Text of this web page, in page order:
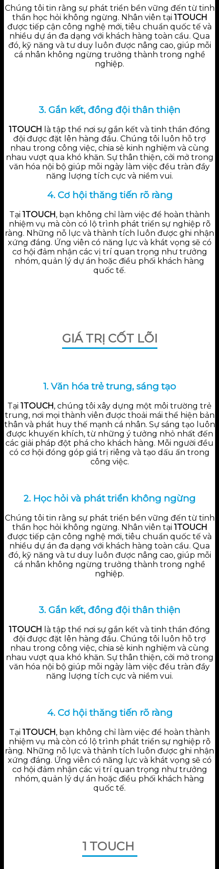
Chúng tôi tin rằng sự phát triển bền vững đến từ tinh
thần học hỏi không ngừng. Nhân viên tại 1TOUCH
được tiếp cận công nghệ mới, tiêu chuẩn quốc tế và
nhiều dự án đa dạng với khách hàng toàn cầu. Qua
đó, kỹ năng và tư duy luôn được nâng cao, giúp mỗi
cá nhân không ngừng trưởng thành trong nghề
nghiệp.
3. Gắn kết, đồng đội thân thiện
1TOUCH là tập thể nơi sự gắn kết và tinh thần đồng
đội được đặt lên hàng đầu. Chúng tôi luôn hỗ trợ
nhau trong công việc, chia sẻ kinh nghiệm và cùng
nhau vượt qua khó khăn. Sự thân thiện, cởi mở trong
văn hóa nội bộ giúp mỗi ngày làm việc đều tràn đầy
năng lượng tích cực và niềm vui.
4. Cơ hội thăng tiến rõ ràng
Tại 1TOUCH, bạn không chỉ làm việc để hoàn thành
nhiệm vụ mà còn có lộ trình phát triển sự nghiệp rõ
ràng. Những nỗ lực và thành tích luôn được ghi nhận
xứng đáng. Ứng viên có năng lực và khát vọng sẽ có
cơ hội đảm nhận các vị trí quan trọng như trưởng
nhóm, quản lý dự án hoặc điều phối khách hàng
quốc tế.
GIÁ TRỊ CỐT LÕI
1. Văn hóa trẻ trung, sáng tạo
Tại 1TOUCH , chúng tôi xây dựng một môi trường trẻ
trung, nơi mọi thành viên được thoải mái thể hiện bản
thân và phát huy thế mạnh cá nhân. Sự sáng tạo luôn
được khuyến khích, từ những ý tưởng nhỏ nhất đến
các giải pháp đột phá cho khách hàng. Mỗi người đều
có cơ hội đóng góp giá trị riêng và tạo dấu ấn trong
công việc.
2. Học hỏi và phát triển không ngừng
Chúng tôi tin rằng sự phát triển bền vững đến từ tinh
thần học hỏi không ngừng. Nhân viên tại 1TOUCH
được tiếp cận công nghệ mới, tiêu chuẩn quốc tế và
nhiều dự án đa dạng với khách hàng toàn cầu. Qua
đó, kỹ năng và tư duy luôn được nâng cao, giúp mỗi
cá nhân không ngừng trưởng thành trong nghề
nghiệp.
3. Gắn kết, đồng đội thân thiện
1TOUCH là tập thể nơi sự gắn kết và tinh thần đồng
đội được đặt lên hàng đầu. Chúng tôi luôn hỗ trợ
nhau trong công việc, chia sẻ kinh nghiệm và cùng
nhau vượt qua khó khăn. Sự thân thiện, cởi mở trong
văn hóa nội bộ giúp mỗi ngày làm việc đều tràn đầy
năng lượng tích cực và niềm vui.
4. Cơ hội thăng tiến rõ ràng
Tại 1TOUCH, bạn không chỉ làm việc để hoàn thành
nhiệm vụ mà còn có lộ trình phát triển sự nghiệp rõ
ràng. Những nỗ lực và thành tích luôn được ghi nhận
xứng đáng. Ứng viên có năng lực và khát vọng sẽ có
cơ hội đảm nhận các vị trí quan trọng như trưởng
nhóm, quản lý dự án hoặc điều phối khách hàng
quốc tế.
1 TOUCH